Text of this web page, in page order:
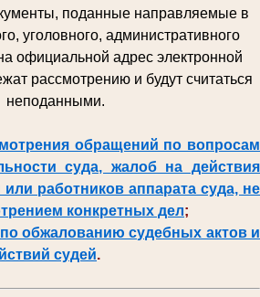
поданные направляемые в
уголовного, административного
официальной адрес электронной
рассмотрению и будут считаться
неподанными.
обращений по вопросам
суда, жалоб на действия
или работников аппарата суда, не
конкретных дел;
обжалованию судебных актов и
судей.